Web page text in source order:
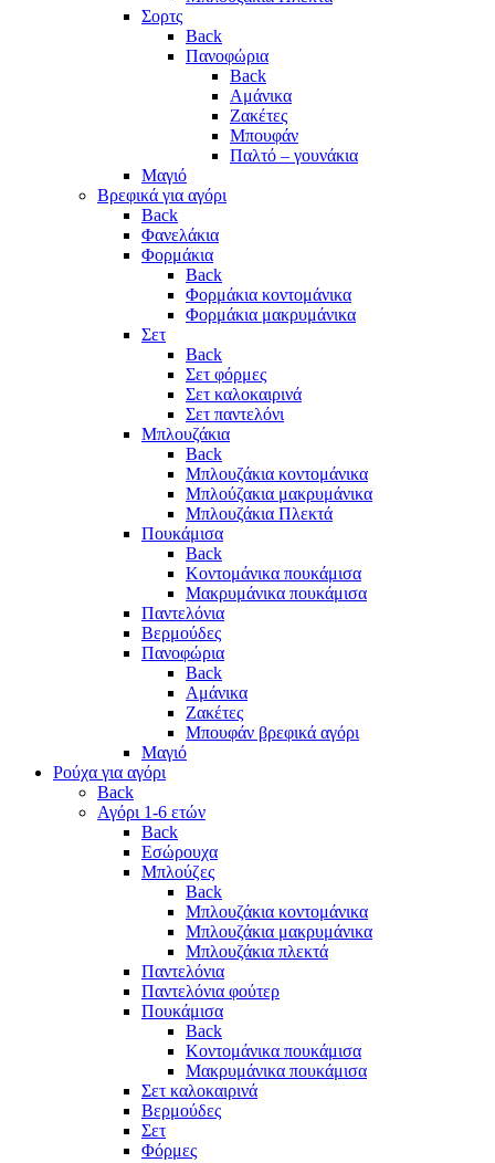
Σορτς
Back
Πανοφώρια
Back
Αμάνικα
Ζακέτες
Μπουφάν
Παλτό – γουνάκια
Μαγιό
Βρεφικά για αγόρι
Back
Φανελάκια
Φορμάκια
Back
Φορμάκια κοντομάνικα
Φορμάκια μακρυμάνικα
Σετ
Back
Σετ φόρμες
Σετ καλοκαιρινά
Σετ παντελόνι
Μπλουζάκια
Back
Μπλουζάκια κοντομάνικα
Μπλούζακια μακρυμάνικα
Μπλουζάκια Πλεκτά
Πουκάμισα
Back
Κοντομάνικα πουκάμισα
Μακρυμάνικα πουκάμισα
Παντελόνια
Βερμούδες
Πανοφώρια
Back
Αμάνικα
Ζακέτες
Μπουφάν βρεφικά αγόρι
Μαγιό
Ρούχα για αγόρι
Back
Αγόρι 1-6 ετών
Back
Εσώρουχα
Μπλούζες
Back
Μπλουζάκια κοντομάνικα
Μπλουζάκια μακρυμάνικα
Μπλουζάκια πλεκτά
Παντελόνια
Παντελόνια φούτερ
Πουκάμισα
Back
Κοντομάνικα πουκάμισα
Μακρυμάνικα πουκάμισα
Σετ καλοκαιρινά
Βερμούδες
Σετ
Φόρμες